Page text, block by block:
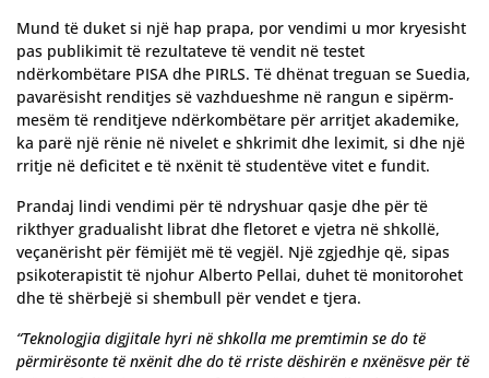
Mund të duket si një hap prapa, por vendimi u mor kryesisht
pas publikimit të rezultateve të vendit në testet
ndërkombëtare PISA dhe PIRLS. Të dhënat treguan se Suedia,
pavarësisht renditjes së vazhdueshme në rangun e sipërm-
mesëm të renditjeve ndërkombëtare për arritjet akademike,
ka parë një rënie në nivelet e shkrimit dhe leximit, si dhe një
rritje në deficitet e të nxënit të studentëve vitet e fundit.
Prandaj lindi vendimi për të ndryshuar qasje dhe për të
rikthyer gradualisht librat dhe fletoret e vjetra në shkollë,
veçanërisht për fëmijët më të vegjël. Një zgjedhje që, sipas
psikoterapistit të njohur Alberto Pellai, duhet të monitorohet
dhe të shërbejë si shembull për vendet e tjera.
“Teknologjia digjitale hyri në shkolla me premtimin se do të
përmirësonte të nxënit dhe do të rriste dëshirën e nxënësve për të